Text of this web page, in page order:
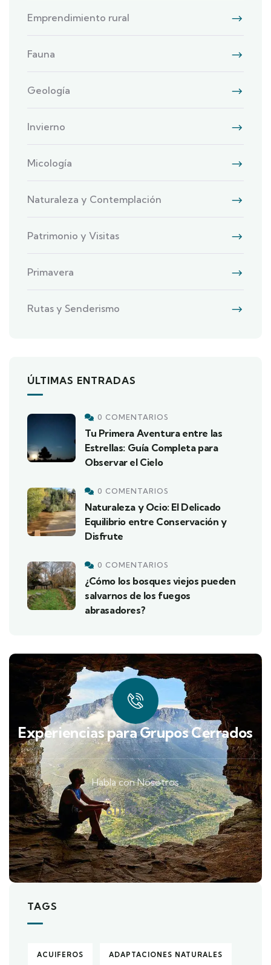
Emprendimiento rural
Fauna
Geología
Invierno
Micología
Naturaleza y Contemplación
Patrimonio y Visitas
Primavera
Rutas y Senderismo
ÚLTIMAS ENTRADAS
0 COMENTARIOS
Tu Primera Aventura entre las
Estrellas: Guía Completa para
Observar el Cielo
0 COMENTARIOS
Naturaleza y Ocio: El Delicado
Equilibrio entre Conservación y
Disfrute
0 COMENTARIOS
¿Cómo los bosques viejos pueden
salvarnos de los fuegos
abrasadores?
Experiencias para Grupos Cerrados
Habla con Nosotros
611 699 776
TAGS
ACUIFEROS ADAPTACIONES NATURALES